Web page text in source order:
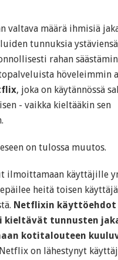
valtava määrä ihmisiä
tunnuksia ystäviensä
rahan
höveleimmin
, joka on käytännössä
- vaikka kieltääkin sen
on tulossa muutos.
ilmoittamaan käyttäjille
heitä toisen
Netflixin käyttöehdot
kieltävät tunnusten
kotitalouteen
on lähestynyt